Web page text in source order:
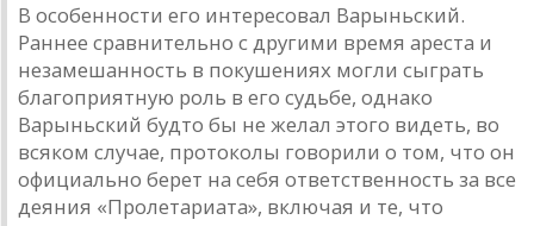
В особенности его интересовал Варыньский.
Раннее сравнительно с другими время ареста и
незамешанность в покушениях могли сыграть
благоприятную роль в его судьбе, однако
Варыньский будто бы не желал этого видеть, во
всяком случае, протоколы говорили о том, что он
официально берет на себя ответственность за все
деяния «Пролетариата», включая и те, что